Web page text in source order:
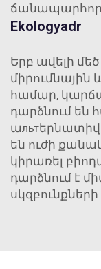
Ekologyadr
Երբ ավելի
միրումնային
համար,
դարձնում են
են ուժի
կիրառել
դարձնում է
սկզբունքների